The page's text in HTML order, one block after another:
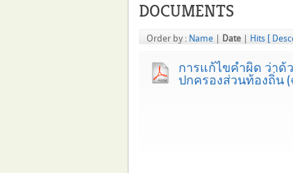
DOCUMENTS
Order by : Name Date Hits [
การแก้ไขคำผิด ว่าด้
ปกครองส่วนท้องถิ่น (